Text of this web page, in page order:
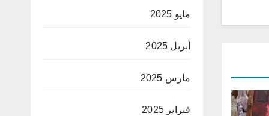
مايو 2025
أبريل 2025
مارس 2025
فبراير 2025